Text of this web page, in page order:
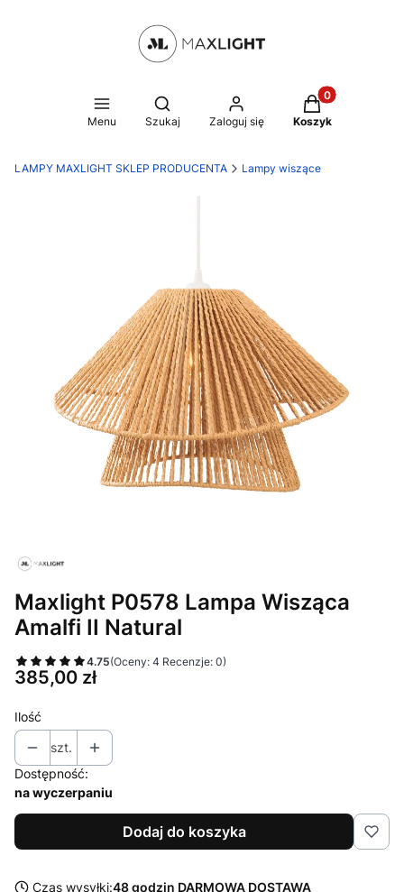
Menu
Otwórz wyszukiwarkę
Szukaj Zaloguj się
Produkty w
Koszyk
LAMPY MAXLIGHT SKLEP PRODUCENTA Lampy wiszące
Maxlight P0578 Lampa Wisząca
Amalfi II Natural
4.75(Oceny: 4 Recenzje: 0)
Cena
385,00 zł
Ilość
szt.
Dostępność:
na wyczerpaniu
Dodaj do koszyka
Czas wysyłki:48 godzin DARMOWA DOSTAWA